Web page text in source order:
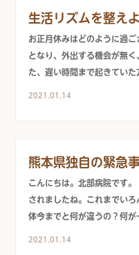
生活リズムを整えよ
お正月休みはどのように過
となり、外出する機会が無
た、遅い時間まで起きていた
2021.01.14
熊本県独自の緊急
こんにちは。北部病院です
されましたね。これまでい
体今までと何が違うの？何が
2021.01.14